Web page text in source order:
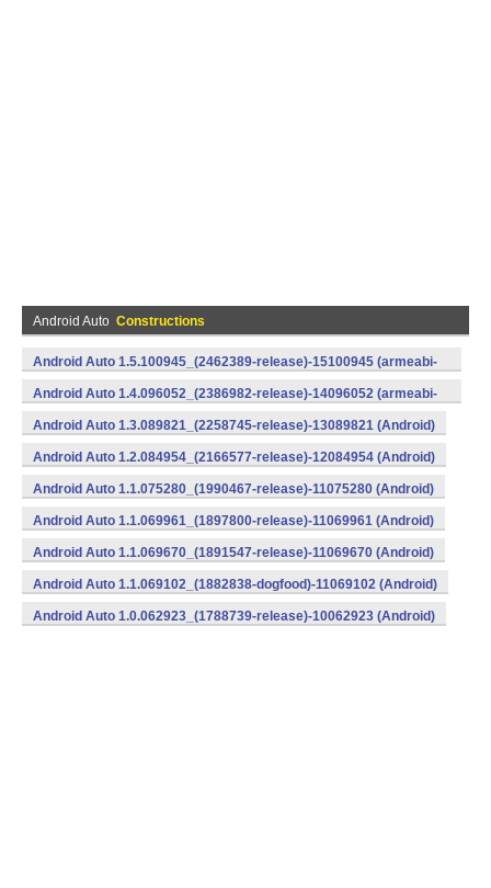
Android Auto Constructions
Android Auto 1.5.100945_(2462389-release)-15100945 (armeabi-
v7a) (Android)
Android Auto 1.4.096052_(2386982-release)-14096052 (armeabi-
v7a) (Android)
Android Auto 1.3.089821_(2258745-release)-13089821 (Android)
Android Auto 1.2.084954_(2166577-release)-12084954 (Android)
Android Auto 1.1.075280_(1990467-release)-11075280 (Android)
Android Auto 1.1.069961_(1897800-release)-11069961 (Android)
Android Auto 1.1.069670_(1891547-release)-11069670 (Android)
Android Auto 1.1.069102_(1882838-dogfood)-11069102 (Android)
Android Auto 1.0.062923_(1788739-release)-10062923 (Android)